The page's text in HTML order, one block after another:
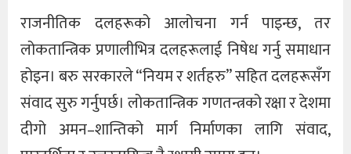
राजनीतिक दलहरूको आलोचना गर्न पाइन्छ, तर
लोकतान्त्रिक प्रणालीभित्र दलहरूलाई निषेध गर्नु समाधान
होइन। बरु सरकारले “नियम र शर्तहरु” सहित दलहरूसँग
संवाद सुरु गर्नुपर्छ। लोकतान्त्रिक गणतन्त्रको रक्षा र देशमा
दीगो अमन–शान्तिको मार्ग निर्माणका लागि संवाद,